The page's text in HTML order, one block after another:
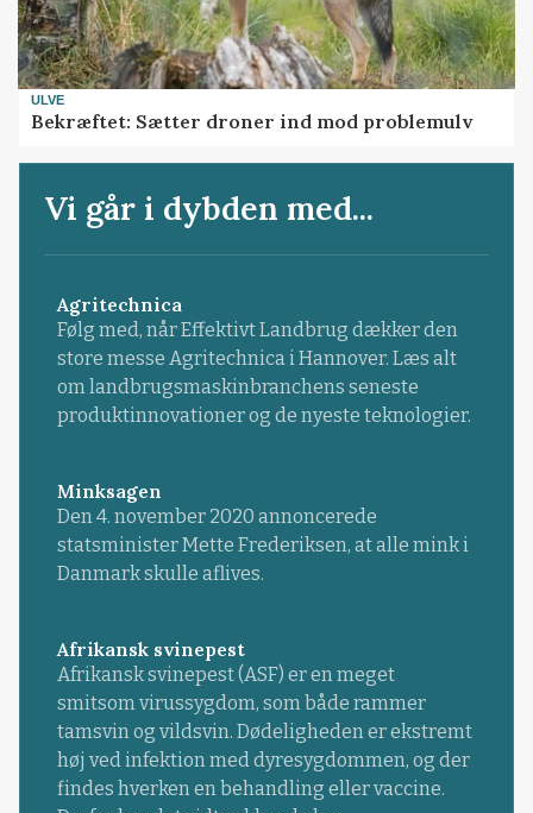
ULVE
Bekræftet: Sætter droner ind mod problemulv
Vi går i dybden med...
Agritechnica
Følg med, når Effektivt Landbrug dækker den
store messe Agritechnica i Hannover. Læs alt
om landbrugsmaskinbranchens seneste
produktinnovationer og de nyeste teknologier.
Minksagen
Den 4. november 2020 annoncerede
statsminister Mette Frederiksen, at alle mink i
Danmark skulle aflives.
Afrikansk svinepest
Afrikansk svinepest (ASF) er en meget
smitsom virussygdom, som både rammer
tamsvin og vildsvin. Dødeligheden er ekstremt
høj ved infektion med dyresygdommen, og der
findes hverken en behandling eller vaccine.